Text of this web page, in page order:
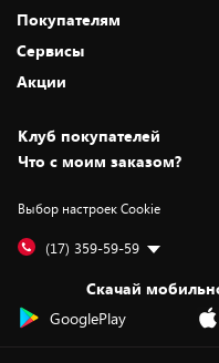
О нас
Адреса магазинов
Новости
Статьи и обзоры
Вакансии
Дай пять добру!
Покупателям
Как сделать заказ
Оплата и доставка
Безналичный расчёт
Обмен и возврат товара
Обработка персональных
Подарочные карты
Сервисы
Установка техники
Для игровых консолей
Для мобильных устройств
Для компьютеров
Сервисные центры
Акции
Скидки и промокоды
Белорусские товары
Бонусы
Оплата частями
Уценка
Клуб покупателей
Что с моим заказом?
Выбор настроек Cookie
(17) 359-59-59
Скачай
GooglePlay